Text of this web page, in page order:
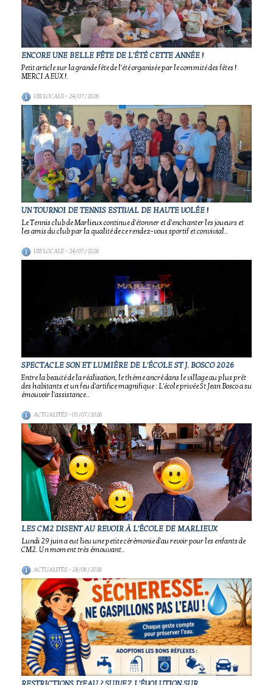
ENCORE UNE BELLE FÊTE DE L'ÉTÉ CETTE ANNÉE !
Petit article sur la grande fête de l'été organisée par le commité des fêtes !
MERCI A EUX !.
VIE LOCALE- 24/07/2026
UN TOURNOI DE TENNIS ESTIVAL DE HAUTE VOLÉE !
Le Tennis club de Marlieux continue d'étonner et d'enchanter les joueurs et
les amis du club par la qualité de ce rendez-vous sportif et convivial..
VIE LOCALE- 24/07/2026
SPECTACLE SON ET LUMIÈRE DE L'ÉCOLE ST J. BOSCO 2026
Entre la beauté de la réalisation, le thème ancré dans le village au plus prêt
des habitants et un feu d'artifice magnifique : L'école privée St Jean Bosco a su
émouvoir l'assistance..
ACTUALITÉS- 03/07/2026
LES CM2 DISENT AU REVOIR À L'ÉCOLE DE MARLIEUX
Lundi 29 juin a eut lieu une petite cérémonie d'au revoir pour les enfants de
CM2. Un moment très émouvant..
ACTUALITÉS- 24/06/2026